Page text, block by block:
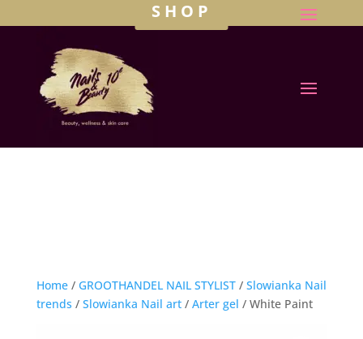
SHOP
Home/ GROOTHANDEL NAIL STYLIST/ Slowianka Nail
trends / Slowianka Nail art/ Arter gel / White Paint